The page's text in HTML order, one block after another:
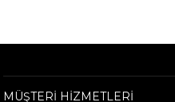
MÜŞTERİ HİZMETLERİ